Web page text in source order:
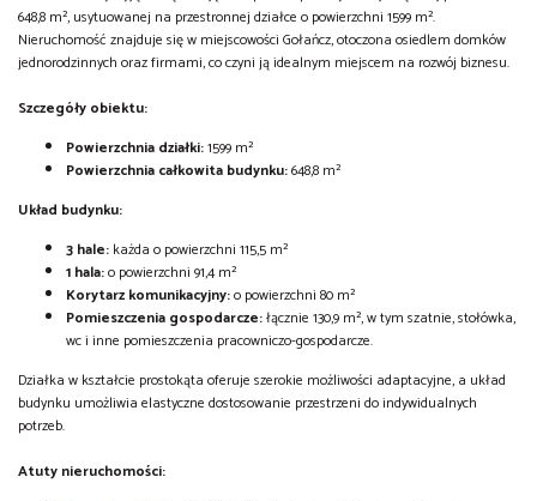
648,8 m², usytuowanej na przestronnej działce o powierzchni 1599 m².
Nieruchomość znajduje się w miejscowości Gołańcz, otoczona osiedlem domków
jednorodzinnych oraz firmami, co czyni ją idealnym miejscem na rozwój biznesu.
Szczegóły obiektu:
Powierzchnia działki:1599 m²
Powierzchnia całkowita budynku:648,8 m²
Układ budynku:
3 hale: każda o powierzchni 115,5 m²
1 hala:o powierzchni 91,4 m²
Korytarz komunikacyjny:o powierzchni 80 m²
Pomieszczenia gospodarcze:łącznie 130,9 m², w tym szatnie, stołówka,
wc i inne pomieszczenia pracowniczo-gospodarcze.
Działka w kształcie prostokąta oferuje szerokie możliwości adaptacyjne, a układ
budynku umożliwia elastyczne dostosowanie przestrzeni do indywidualnych
potrzeb.
Atuty nieruchomości: